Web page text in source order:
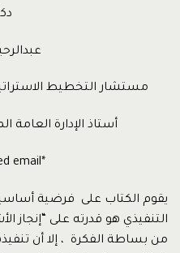
مستشار التخطيط
أستاذ الإدارة العامة
*protected email*
يقوم الكتاب على فرضية
التنفيذي هو قدرته على “إنجاز
من بساطة الفكرة ، إلا أن